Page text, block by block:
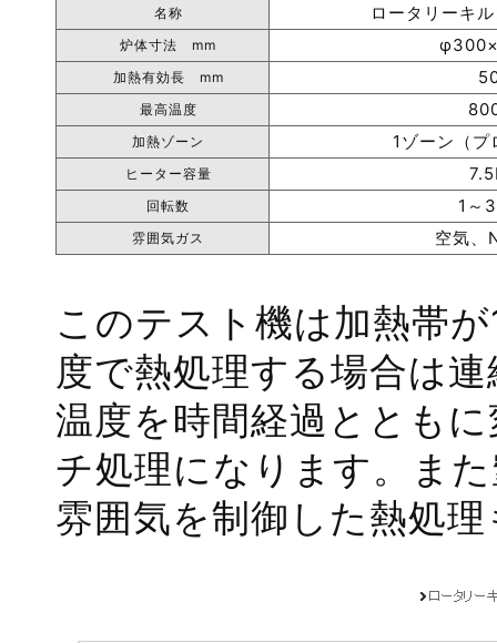
名称 ロータリーキ
炉体寸法 mm
加熱有効長 mm
最高温度
加熱ゾーン 1ゾーン（プ
ヒーター容量
回転数 1～
雰囲気ガス 空気、
このテスト機は加熱帯
度で熱処理する場合は
温度を時間経過ととも
チ処理になります。ま
雰囲気を制御した熱処